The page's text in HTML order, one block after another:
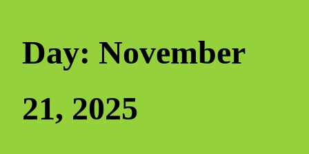
Day: November
21, 2025